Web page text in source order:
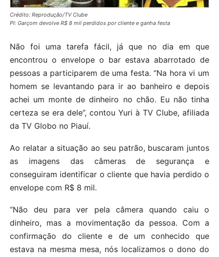
Crédito: Reprodução/TV Clube
PI: Garçom devolve R$ 8 mil perdidos por cliente e ganha festa
Não foi uma tarefa fácil, já que no dia em que
encontrou o envelope o bar estava abarrotado de
pessoas a participarem de uma festa. “Na hora vi um
homem se levantando para ir ao banheiro e depois
achei um monte de dinheiro no chão. Eu não tinha
certeza se era dele”, contou Yuri à TV Clube, afiliada
da TV Globo no Piauí.
Ao relatar a situação ao seu patrão, buscaram juntos
as imagens das câmeras de segurança e
conseguiram identificar o cliente que havia perdido o
envelope com R$ 8 mil.
“Não deu para ver pela câmera quando caiu o
dinheiro, mas a movimentação da pessoa. Com a
confirmação do cliente e de um conhecido que
estava na mesma mesa, nós localizamos o dono do